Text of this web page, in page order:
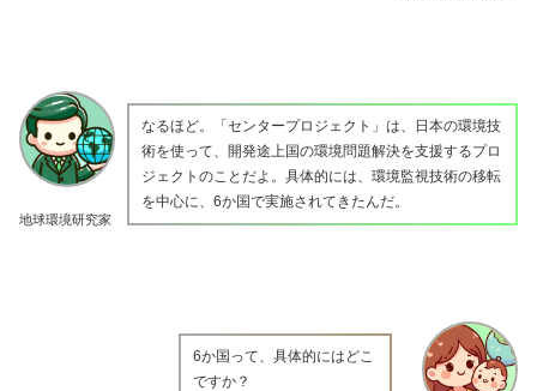
地球環境研究家
なるほど。「センタープロジェクト」は、日本の環境技
術を使って、開発途上国の環境問題解決を支援するプロ
ジェクトのことだよ。具体的には、環境監視技術の移転
を中心に、6か国で実施されてきたんだ。
6か国って、具体的にはどこ
ですか？